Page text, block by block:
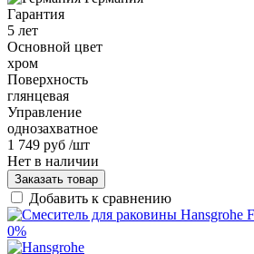
Гарантия
5 лет
Основной цвет
хром
Поверхность
глянцевая
Управление
однозахватное
1 749 руб /шт
Нет в наличии
Заказать товар
Добавить к сравнению
0%